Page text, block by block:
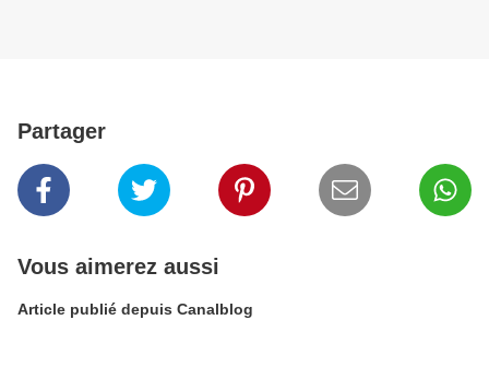
Partager
Vous aimerez aussi
Article publié depuis Canalblog